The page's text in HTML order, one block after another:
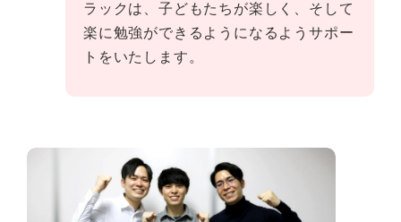
ラックは、子どもたちが楽しく、そして
楽に勉強ができるようになるようサポー
トをいたします。